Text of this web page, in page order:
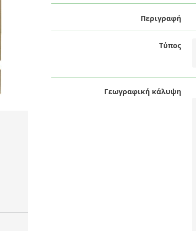
Περιγραφή
Τύπος
Γεωγραφική κάλυψη